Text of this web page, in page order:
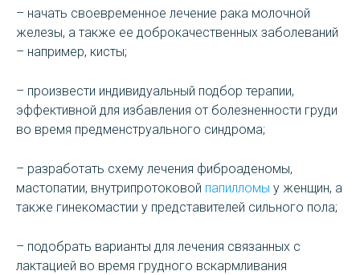
– начать своевременное лечение рака молочной
железы, а также ее доброкачественных заболеваний
– например, кисты;
– произвести индивидуальный подбор терапии,
эффективной для избавления от болезненности груди
во время предменструального синдрома;
– разработать схему лечения фиброаденомы,
мастопатии, внутрипротоковой папилломы у женщин, а
также гинекомастии у представителей сильного пола;
– подобрать варианты для лечения связанных с
лактацией во время грудного вскармливания